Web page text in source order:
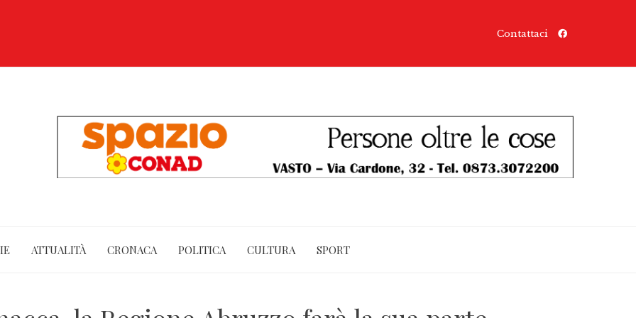
Contattaci
ATTUALITÀ CRONACA POLITICA CULTURA SPORT